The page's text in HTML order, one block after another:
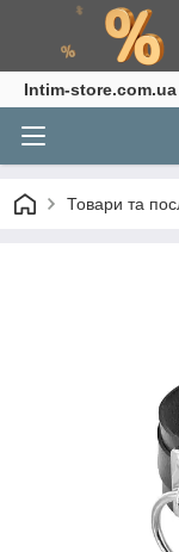
Intim-store.com.ua
Товари та